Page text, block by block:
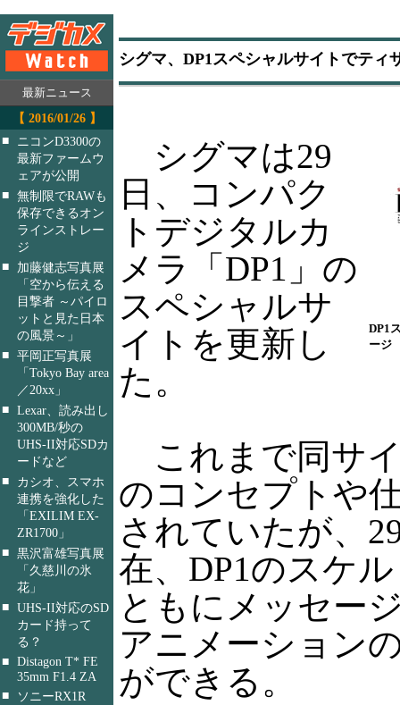
最新ニュース
【 2016/01/26 】
■
ニコンD3300の
最新ファームウ
ェアが公開
■ 無制限でRAWも
保存できるオン
ラインストレー
ジ
■
加藤健志写真展
「空から伝える
目撃者 ～パイロ
ットと見た日本
の風景～」
■ 平岡正写真展
「Tokyo Bay area
／20xx」
■ Lexar、読み出し
300MB/秒の
UHS-II対応SDカ
ードなど
■
カシオ、スマホ
連携を強化した
「EXILIM EX-
ZR1700」
■ 黒沢富雄写真展
「久慈川の氷
花」
■ UHS-II対応のSD
カード持って
る？
■ Distagon T* FE
35mm F1.4 ZA
■
ソニーRX1R
シグマ、DP1スペシャルサイトでティ
DP1
ージ
シグマは29
日、コンパク
トデジタルカ
メラ「DP1」の
スペシャルサ
イトを更新し
た。
これまで同サ
のコンセプトや
されていたが、
在、DP1のスケ
ともにメッセー
アニメーション
ができる。